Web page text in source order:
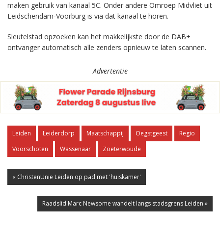
maken gebruik van kanaal 5C. Onder andere Omroep Midvliet uit
Leidschendam-Voorburg is via dat kanaal te horen.
Sleutelstad opzoeken kan het makkelijkste door de DAB+
ontvanger automatisch alle zenders opnieuw te laten scannen.
Advertentie
Leiden Leiderdorp Maatschappij Oegstgeest
Regio
Voorschoten
Wassenaar Zoeterwoude
« ChristenUnie Leiden op pad met 'huiskamer'
Raadslid Marc Newsome wandelt langs stadsgrens Leiden »